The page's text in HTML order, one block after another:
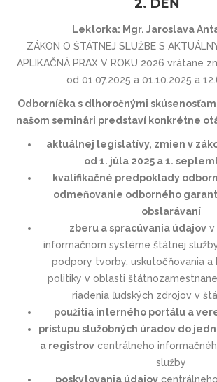
2. DEŇ
Lektorka: Mgr. Jaroslava
ZÁKON O ŠTÁTNEJ SLUŽBE S
APLIKAČNÁ PRAX V ROKU 2026 vrátane
od 01.07.2025 a 01.10.2025 a
Odborníčka s dlhoročnými
našom seminári predstaví konkrétne
aktuálnej legislatívy, zmien v
od 1. júla 2025 a 1.
kvalifikačné predpoklady
odmeňovanie odborného
obstarávaní
zberu a spracúvania údajov v
informačnom systéme štátnej
podpory tvorby, uskutočňovania
politiky v oblasti
riadenia ľudských zdrojov v
použitia interného portálu a
prístupu služobných úradov do
a registrovcentrálneho
služby
poskytovania údajov